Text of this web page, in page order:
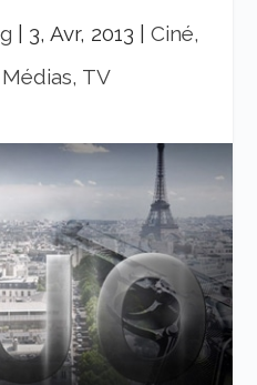
3, Avr, 2013
Ciné,
TV